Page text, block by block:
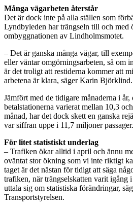
Många vägarbeten återstår
Det är dock inte på alla ställen som
Lyndbyleden har trängseln till och med
ombyggnationen av Lindholmsmotet.
– Det är ganska många vägar, till
eller väntar omgörningsarbeten, så om
är det troligt att restiderna kommer att
arbetena är klara, säger Karin Björklind.
Jämfört med de tidigare månaderna i år,
betalstationerna varierat mellan 10,3
månad, har det dock skett en ganska
var siffran uppe i 11,7 miljoner passager.
För litet statistiskt underlag
– Trafiken ökar alltid i april och ännu
oväntat stor ökning som vi inte riktigt
taget är det nästan för tidigt att säga
trafiken, när trängselskatten varit igång
uttala sig om statistiska förändringar,
Transportstyrelsen.